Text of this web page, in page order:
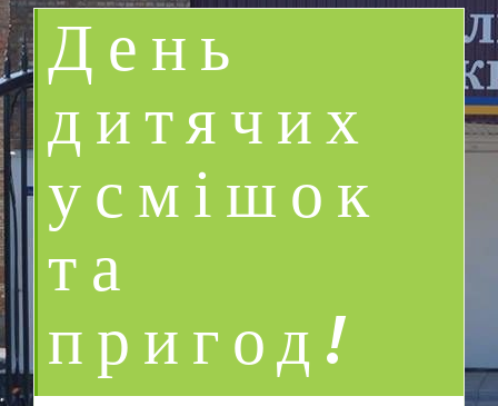
День
дитячих
усмішок
та
пригод!